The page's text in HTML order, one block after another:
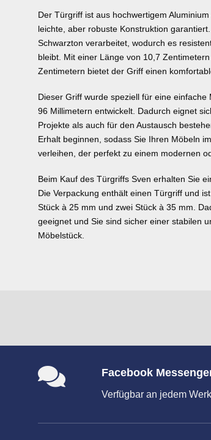
Der Türgriff ist aus hochwertigem
leichte, aber robuste Konstruktion
Schwarzton verarbeitet, wodurch es
bleibt. Mit einer Länge von 10,7
Zentimetern bietet der Griff einen
Dieser Griff wurde speziell für eine
96 Millimetern entwickelt. Dadurch eignet
Projekte als auch für den Austausch
Erhalt beginnen, sodass Sie Ihren Möbeln
verleihen, der perfekt zu einem modernen
Beim Kauf des Türgriffs Sven erhalten Sie
Die Verpackung enthält einen Türgriff und
Stück à 25 mm und zwei Stück à 35 mm.
geeignet und Sie sind sicher einer stabilen
Möbelstück.
Facebook
Verfügbar an jedem